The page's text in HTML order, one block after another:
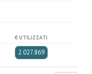
€ UTILIZZATI
2.027.869